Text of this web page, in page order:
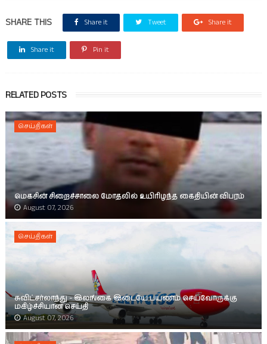
SHARE THIS Share it Tweet Share it
Share it Pin it
RELATED POSTS
செய்திகள்
மெகசின் சிறைச்சாலை மோதலில் உயிரிழந்த கைதியின் விபரம்
August 07, 2026
செய்திகள்
சுவிட்சர்லாந்து - இலங்கை இடையே பயணம் செய்வோருக்கு
மகிழ்ச்சியான செய்தி
August 07, 2026